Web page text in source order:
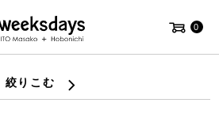
0
絞りこむ